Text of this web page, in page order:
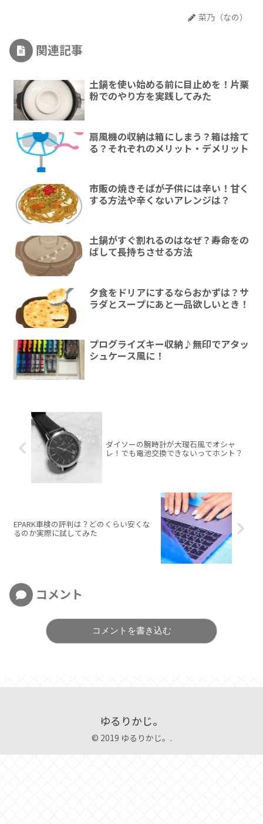
菜乃（なの）
関連記事
土鍋を使い始める前に目止めを！片栗
粉でのやり方を実践してみた
扇風機の収納は箱にしまう？箱は捨て
る？それぞれのメリット・デメリット
市販の焼きそばが子供には辛い！甘く
する方法や辛くないアレンジは？
土鍋がすぐ割れるのはなぜ？寿命をの
ばして長持ちさせる方法
夕食をドリアにするならおかずは？サ
ラダとスープにあと一品欲しいとき！
プログライズキー収納♪無印でアタッ
シュケース風に！
ダイソーの腕時計が大理石風でオシャ
レ！でも電池交換できないってホント？
EPARK車検の評判は？どのくらい安くな
るのか実際に試してみた
コメント
コメントを書き込む
ゆるりかじ。
© 2019 ゆるりかじ。.